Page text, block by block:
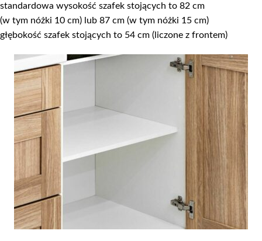
standardowa wysokość szafek stojących to 82 cm
(w tym nóżki 10 cm) lub 87 cm (w tym nóżki 15 cm)
głębokość szafek stojących to 54 cm (liczone z frontem)